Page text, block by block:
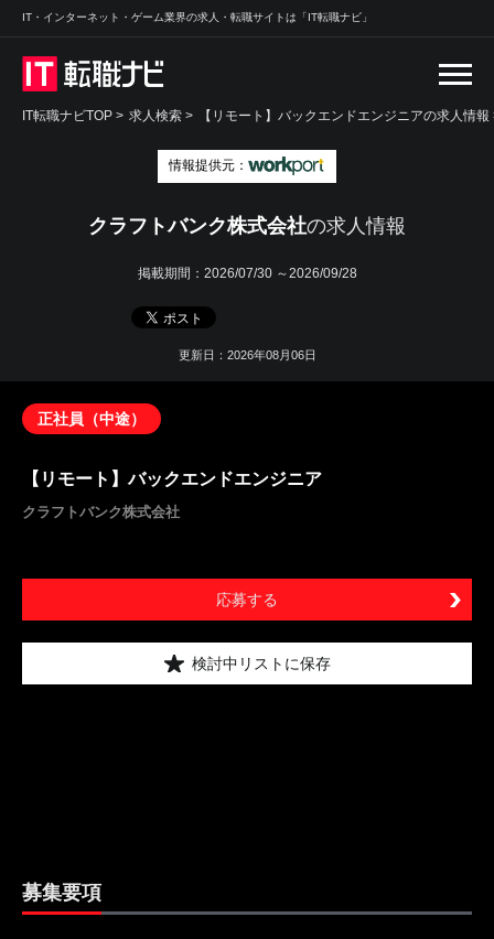
IT・インターネット・ゲーム業界の求人・転職サイトは「IT転職ナビ」
IT転職ナビTOP > 求人検索 > 【リモート】バックエンドエンジニアの求人情報
情報提供元：
クラフトバンク株式会社の求人情報
掲載期間： 2026/07/30 ～2026/09/28
更新日：2026年08月06日
正社員（中途）
【リモート】バックエンドエンジニア
クラフトバンク株式会社
応募する
検討中リストに保存
募集要項